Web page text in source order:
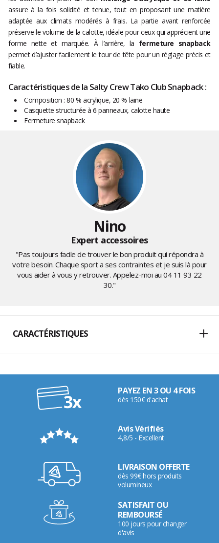
assure à la fois solidité et tenue, tout en proposant une matière
adaptée aux climats modérés à frais. La partie avant renforcée
préserve le volume de la calotte, idéale pour ceux qui apprécient une
forme nette et marquée. À l’arrière, la fermeture snapback
permet d’ajuster facilement le tour de tête pour un réglage précis et
fiable.
Caractéristiques de la Salty Crew Tako Club Snapback :
Composition : 80 % acrylique, 20 % laine
Casquette structurée à 6 panneaux, calotte haute
Fermeture snapback
Nino
Expert accessoires
"Pas toujours facile de trouver le bon produit qui répondra à
votre besoin. Chaque sport a ses contraintes et je suis là pour
vous aider à vous y retrouver. Appelez-moi au04 11 93 22
30."
CARACTÉRISTIQUES
PAYEZ EN 3 OU 4 FOIS
dès 150€ d'achat
Avis Vérifiés
4,8/5 - Excellent
LIVRAISON OFFERTE
dès 99€ hors produits
volumineux
SATISFAIT OU
REMBOURSÉ
100 jours pour changer
d'avis